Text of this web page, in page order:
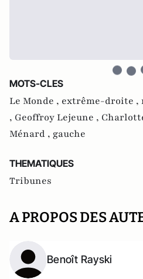
MOTS-CLES
Le Monde , extrême-droite ,
, Geoffroy Lejeune ,
Ménard , gauche
THEMATIQUES
Tribunes
A PROPOS DES
Benoît Rayski